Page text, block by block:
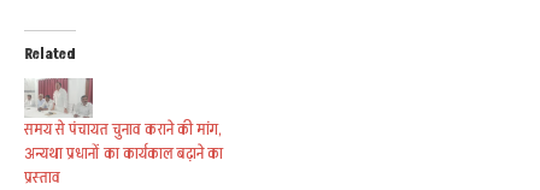
Related
समय से पंचायत चुनाव कराने की मांग,
अन्यथा प्रधानों का कार्यकाल बढ़ाने का
प्रस्ताव